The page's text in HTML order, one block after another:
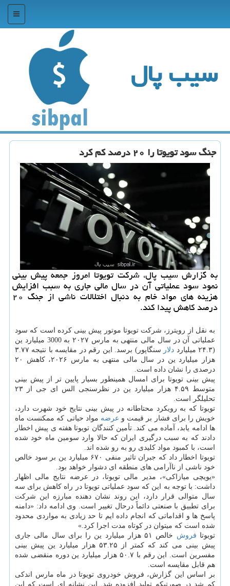
منو
سیب پال
جنگ سود تویوتا را ۲۰ درصد کم کرد
به گزارش سیب پال، شرکت تویوتا امروز جمعه پیش بینی
نمود سود عملیاتی آن در سال مالی جاری به سبب افزایش
هزینه های مواد خام به دنبال اختلالات ناشی از جنگ ۲۰
درصد کاهش پیدا کند.
به نقل از رویترز، شرکت تویوتا موتور پیش بینی کرده است که سود
عملیاتی آن در سال مالی منتهی به مارس ۲۰۲۷ به 3000 میلیارد ین
(۲۴.۳ میلیارد
دلار
سنگاپور) برسد. این رقم در مقایسه با نتیجه ۳.۷۷
هزار میلیارد ین در سال مالی منتهی به مارس ۲۰۲۶، کاهش ۲۰
درصدی را نشان داده است.
پیش بینی تویوتا برای امسال همینطور بسیار پایین تر از پیش بینی
متوسط ۴.۵۹ هزار میلیارد ین در نظرسنجی الس ای جی از ۲۳
تحلیلگر است.
تویوتا که به رویکرد محتاطانه در پیش بینی نتایج خود شهرت دارد،
خویش را برای فشار بر قیمت و عرضه مواد حیاتی که ممکنست ماه
ها ادامه یابد، آماده می کند. تأمین کنندگان تویوتا هفته ی پیش اخطار
دادند که به سبب درگیری ایران که حالا وارد سومین ماه خود شده
است، با کمبود مواد کلیدی رو به رو شده اند.
تویوتا اخطار داد که جبران تاثیر منفی ۶۷۰ میلیارد ین بر سود خالص
خود ناشی از ناآرامی های منطقه ای دشوار خواهد بود.
«یویچی میازاکی»، مدیر مالی تویوتا، در عرضه نتایج مالی اظهار
داشت: با توجه به این که سود عملیاتی تویوتا در راه کاهش برای سه
سال متوالی قرار دارد، این روند نشان دهنده مبارزه این شرکت
برای تطبیق با صنعتی دائماً درحال تغییر است. وی ادامه داد: «دامنه
پاسخ ها و اقداماتی که انجام داده ایم تا حد زیادی به مواردی محدود
شده است که میتوان در کوتاه مدت اجرا کرد.»
تویوتا فروش
خالص ۵۱ هزار میلیارد ین را برای سال مالی جاری
پیش بینی می کند که کمتر از ۵۳.۲۵ هزار میلیارد ین پیش بینی
مفسرین است. این رقم با ۵۰.۷ هزار میلیارد ین دوره منقضی شده
هم قابل مقایسه است.
بر اساس این گزارش، فروش خودروی تویوتا در ماه مارس اندکی
کم شد در صورتیکه تولید افزوده شد. این نشانه ای است که این